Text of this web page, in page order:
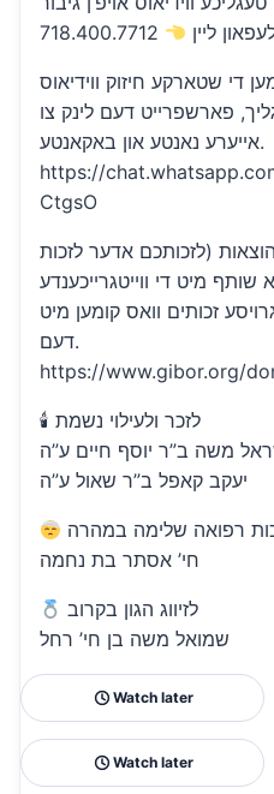
ליין
די שטארקע חיזוק ווידיאוס
פארשפרייט דעם לינק צו
אייערע נאנטע און באקאנטע.
https://
CtgsO
הוצאות (לזכותכם אדער לזכות
שותף מיט די ווייטגרייכענדע
זכותים וואס קומען מיט
דעם.
https://www.gibor.org/
🕯 לזכר ולעילוי נשמת
משה ב”ר יוסף חיים ע”ה
יעקב קאפל ב”ר שאול ע”ה
רפואה שלימה במהרה
חי’ אסתר בת נחמה
לזיווג הגון בקרוב
שמואל משה בן חי’ רחל
Watch later
Watch later